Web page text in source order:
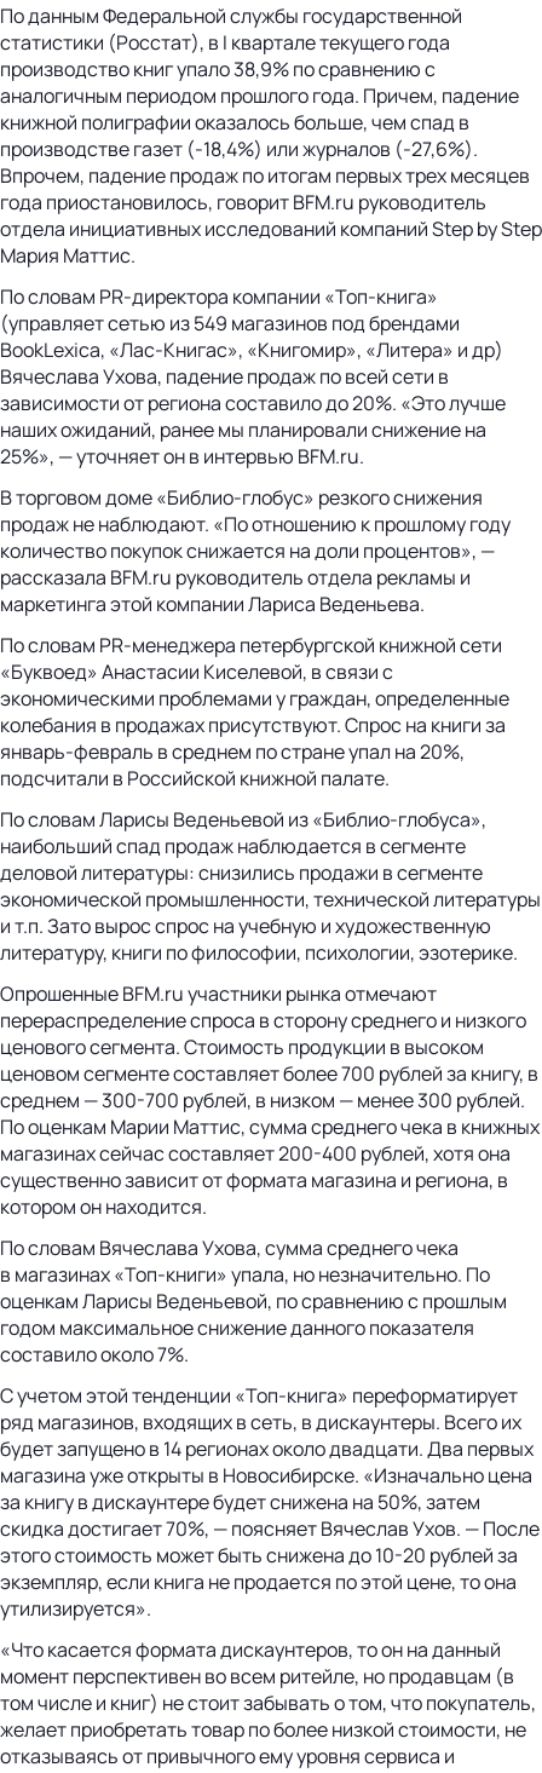
По данным Федеральной службы государственной
статистики (Росстат), в I квартале текущего года
производство книг упало 38,9% по сравнению с
аналогичным периодом прошлого года. Причем, падение
книжной полиграфии оказалось больше, чем спад в
производстве газет (-18,4%) или журналов (-27,6%).
Впрочем, падение продаж по итогам первых трех месяцев
года приостановилось, говорит BFM.ru руководитель
отдела инициативных исследований компаний Step by Step
Мария Маттис.
По словам PR-директора компании «Топ-книга»
(управляет сетью из 549 магазинов под брендами
BookLexica, «Лас-Книгас», «Книгомир», «Литера» и др)
Вячеслава Ухова, падение продаж по всей сети в
зависимости от региона составило до 20%. «Это лучше
наших ожиданий, ранее мы планировали снижение на
25%», — уточняет он в интервью BFM.ru.
В торговом доме «Библио-глобус» резкого снижения
продаж не наблюдают. «По отношению к прошлому году
количество покупок снижается на доли процентов», —
рассказала BFM.ru руководитель отдела рекламы и
маркетинга этой компании Лариса Веденьева.
По словам PR-менеджера петербургской книжной сети
«Буквоед» Анастасии Киселевой, в связи с
экономическими проблемами у граждан, определенные
колебания в продажах присутствуют. Спрос на книги за
январь-февраль в среднем по стране упал на 20%,
подсчитали в Российской книжной палате.
По словам Ларисы Веденьевой из «Библио-глобуса»,
наибольший спад продаж наблюдается в сегменте
деловой литературы: снизились продажи в сегменте
экономической промышленности, технической литературы
и т.п. Зато вырос спрос на учебную и художественную
литературу, книги по философии, психологии, эзотерике.
Опрошенные BFM.ru участники рынка отмечают
перераспределение спроса в сторону среднего и низкого
ценового сегмента. Стоимость продукции в высоком
ценовом сегменте составляет более 700 рублей за книгу, в
среднем — 300-700 рублей, в низком — менее 300 рублей.
По оценкам Марии Маттис, сумма среднего чека в книжных
магазинах сейчас составляет 200-400 рублей, хотя она
существенно зависит от формата магазина и региона, в
котором он находится.
По словам Вячеслава Ухова, сумма среднего чека
в магазинах «Топ-книги» упала, но незначительно. По
оценкам Ларисы Веденьевой, по сравнению с прошлым
годом максимальное снижение данного показателя
составило около 7%.
С учетом этой тенденции «Топ-книга» переформатирует
ряд магазинов, входящих в сеть, в дискаунтеры. Всего их
будет запущено в 14 регионах около двадцати. Два первых
магазина уже открыты в Новосибирске. «Изначально цена
за книгу в дискаунтере будет снижена на 50%, затем
скидка достигает 70%, — поясняет Вячеслав Ухов. — После
этого стоимость может быть снижена до 10-20 рублей за
экземпляр, если книга не продается по этой цене, то она
утилизируется».
«Что касается формата дискаунтеров, то он на данный
момент перспективен во всем ритейле, но продавцам (в
том числе и книг) не стоит забывать о том, что покупатель,
желает приобретать товар по более низкой стоимости, не
отказываясь от привычного ему уровня сервиса и